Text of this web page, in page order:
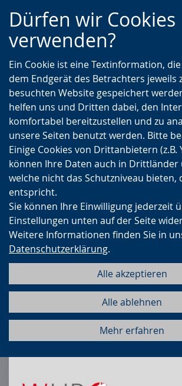
Zur
Hauptnavigation
Zur
Seitennavigation
Zum
Inhalt
Dürfen wir Cookies
verwenden?
Ein Cookie ist eine Textinformation,
dem Endgerät des Betrachters jeweils
besuchten Website gespeichert
helfen uns und Dritten dabei, den
komfortabel bereitzustellen und zu
unsere Seiten benutzt werden. Bitte
Einige Cookies von Drittanbietern (z.B.
können Ihre Daten auch in
welche nicht das Schutzniveau bieten,
entspricht.
Sie können Ihre Einwilligung jederzeit
Einstellungen unten auf der Seite
Weitere Informationen finden Sie in
Datenschutzerklärung.
Alle akzeptieren
Alle ablehnen
Mehr erfahren